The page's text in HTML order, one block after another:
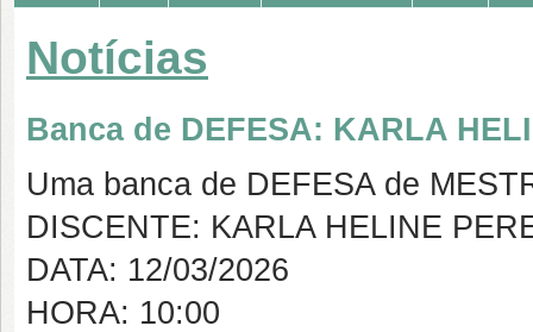
Notícias
Banca de DEFESA: KARLA
Uma banca de DEFESA de
DISCENTE: KARLA HELINE
DATA: 12/03/2026
HORA: 10:00